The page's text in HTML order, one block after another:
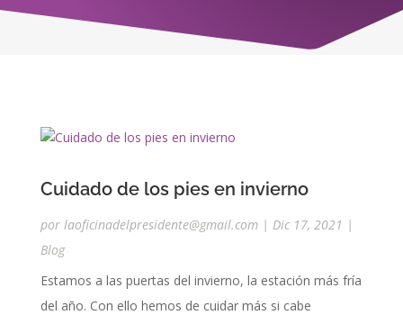
Cuidado de los pies en invierno
por laoficinadelpresidente@gmail.com| Dic 17, 2021 |
Blog
Estamos a las puertas del invierno, la estación más fría
del año. Con ello hemos de cuidar más si cabe